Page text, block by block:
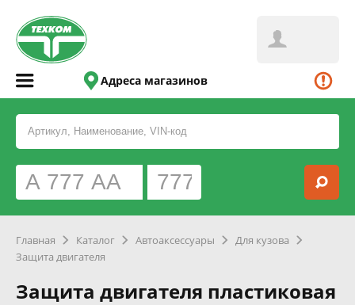
Адреса магазинов
Главная Каталог Автоаксессуары
Для кузова
Защита двигателя
Защита двигателя пластиковая